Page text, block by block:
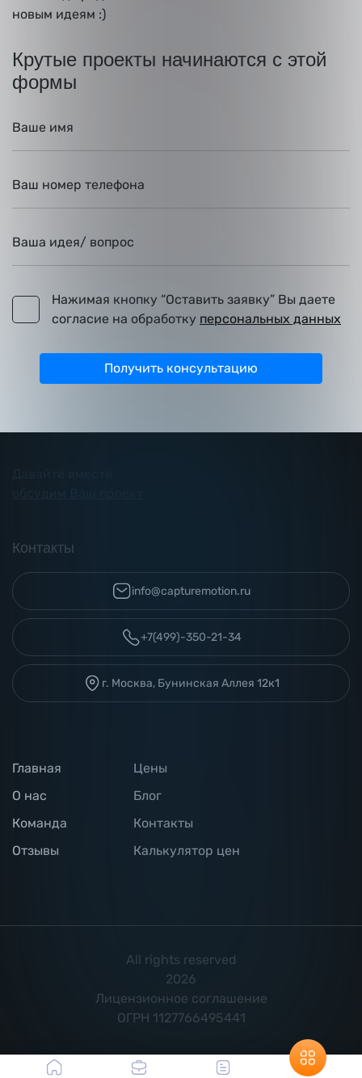
новым идеям :)
Крутые проекты начинаются с этой
формы
Ваше имя
Ваш номер телефона
Ваша идея/ вопрос
Нажимая кнопку “Оставить заявку” Вы даете
Нажимая кнопку “Оставить заявку” Вы даете
согласие на обработку персональных данных
Получить консультацию
Контакты
info@capturemotion.ru
+7(499)-350-21-34
г. Москва, Бунинская Аллея 12к1
Главная
О нас
Команда
Отзывы
Цены
Блог
Контакты
Калькулятор цен
All rights reserved
2026
Лицензионное соглашение
ОГРН 1127766495441